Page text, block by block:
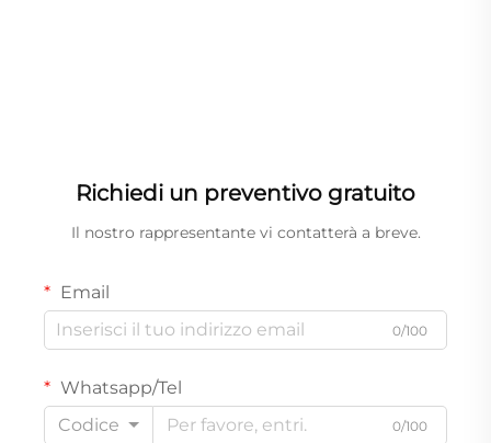
Richiedi un preventivo gratuito
Il nostro rappresentante vi contatterà a breve.
Email
0/100
Whatsapp/Tel
Codice
0/100